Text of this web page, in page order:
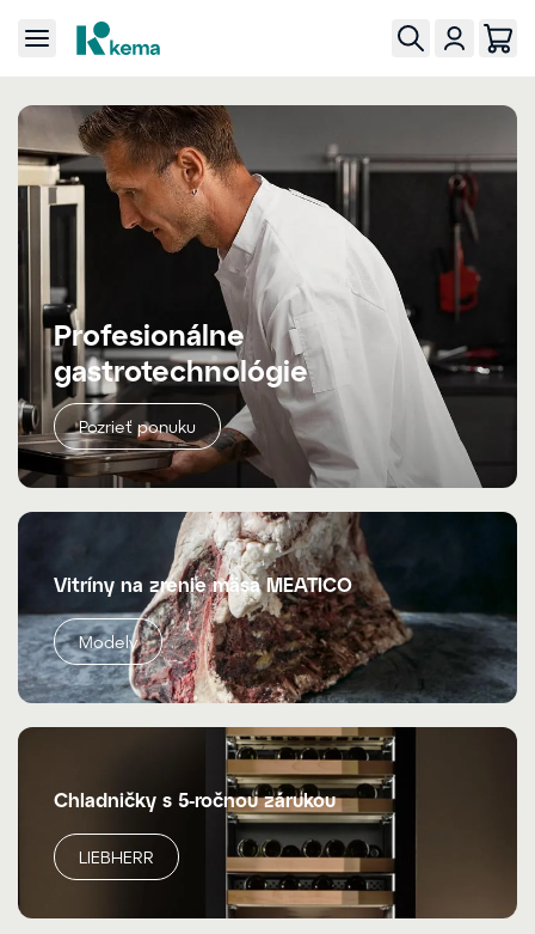
Profesionálne
gastrotechnológie
Pozrieť ponuku
Vitríny na zrenie mäsa MEATICO
Modely
Chladničky s 5-ročnou zárukou
LIEBHERR